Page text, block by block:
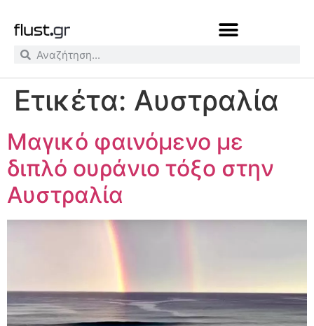
Ετικέτα: Αυστραλία
Μαγικό φαινόμενο με
διπλό ουράνιο τόξο στην
Αυστραλία